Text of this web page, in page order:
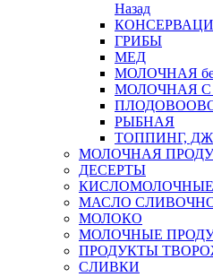
Назад
ГРИБЫ
МЕД
МОЛОЧНАЯ
МОЛОЧНАЯ
РЫБНАЯ
ТОППИНГ,
МОЛОЧНАЯ
ДЕСЕРТЫ
МАСЛО
МОЛОКО
МОЛОЧНЫЕ
ПРОДУКТЫ
СЛИВКИ